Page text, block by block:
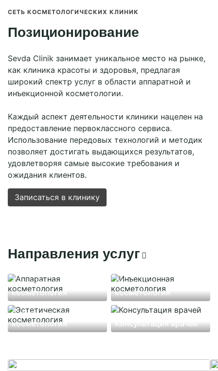
СЕТЬ КОСМЕТОЛОГИЧЕСКИХ КЛИНИК
Позиционирование
Sevda Clinik занимает уникальное место на рынке,
как клиника красоты и здоровья, предлагая
широкий спектр услуг в области аппаратной и
инъекционной косметологии.
Каждый аспект деятельности клиники нацелен на
предоставление первоклассного сервиса.
Использование передовых технологий и методик
позволяет достигать выдающихся результатов,
удовлетворяя самые высокие требования и
ожидания клиентов.
Записаться в клинику
Направления услуг
Аппаратная
косметология
Инъекционная
косметология
Эстетическая
косметология
Консультация врачей